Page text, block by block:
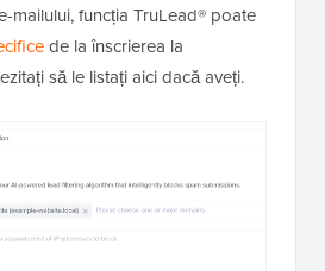
mailului, funcția TruLead® poate
de la înscrierea la
să le listați aici dacă aveți.